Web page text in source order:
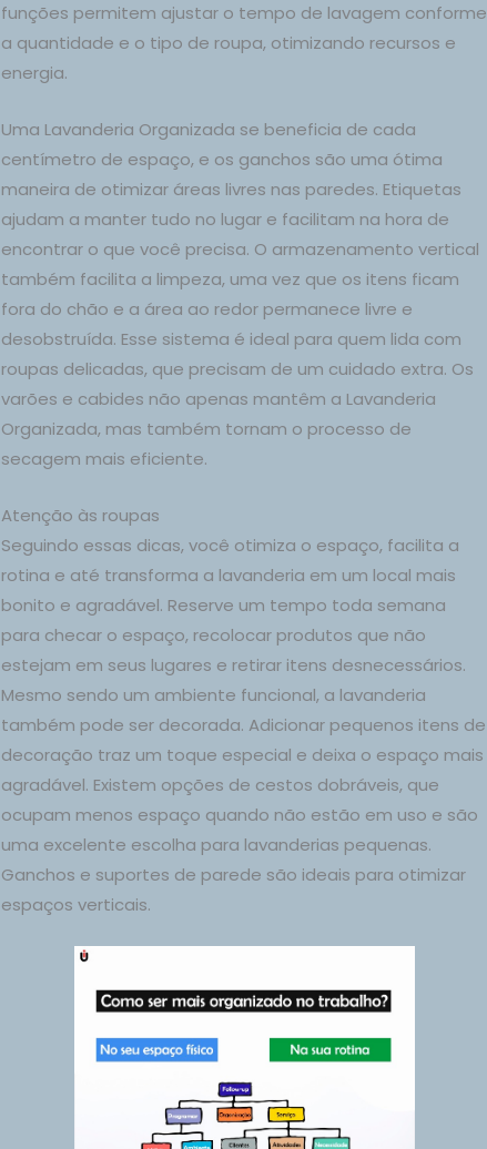
funções permitem ajustar o tempo de lavagem conforme
a quantidade e o tipo de roupa, otimizando recursos e
energia.
Uma Lavanderia Organizada se beneficia de cada
centímetro de espaço, e os ganchos são uma ótima
maneira de otimizar áreas livres nas paredes. Etiquetas
ajudam a manter tudo no lugar e facilitam na hora de
encontrar o que você precisa. O armazenamento vertical
também facilita a limpeza, uma vez que os itens ficam
fora do chão e a área ao redor permanece livre e
desobstruída. Esse sistema é ideal para quem lida com
roupas delicadas, que precisam de um cuidado extra. Os
varões e cabides não apenas mantêm a Lavanderia
Organizada, mas também tornam o processo de
secagem mais eficiente.
Atenção às roupas
Seguindo essas dicas, você otimiza o espaço, facilita a
rotina e até transforma a lavanderia em um local mais
bonito e agradável. Reserve um tempo toda semana
para checar o espaço, recolocar produtos que não
estejam em seus lugares e retirar itens desnecessários.
Mesmo sendo um ambiente funcional, a lavanderia
também pode ser decorada. Adicionar pequenos itens de
decoração traz um toque especial e deixa o espaço mais
agradável. Existem opções de cestos dobráveis, que
ocupam menos espaço quando não estão em uso e são
uma excelente escolha para lavanderias pequenas.
Ganchos e suportes de parede são ideais para otimizar
espaços verticais.